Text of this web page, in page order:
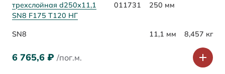
трехслойная d250х11,1
SN8 F175 Т120 НГ
011731 250 мм
SN8 11,1 мм 8,457 кг
6 765,6 ₽ /пог.м.